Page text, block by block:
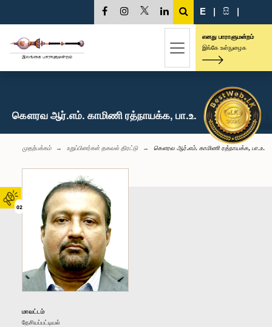
02
E | සි |
எனது பாராளுமன்றம்
இங்கே உள்நுழைக
கௌரவ ஆர்.எம். காமிணி ரத்நாயக்க, பா.உ.
முதற்பக்கம் உறுப்பினர்கள் தகவல் திரட்டு கௌரவ ஆர்.எம். காமிணி ரத்நாயக்க, பா.உ.
மாவட்டம்
தேசியப்பட்டியல்